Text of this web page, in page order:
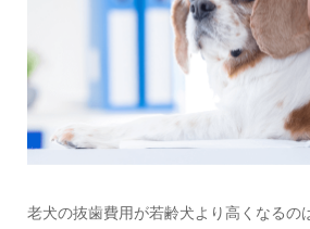
老犬の抜歯費用が若齢犬より高くなるの